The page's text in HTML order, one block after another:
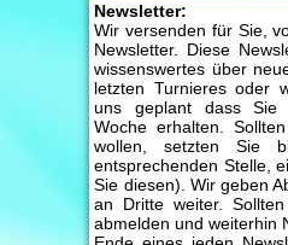
Newsletter:
Wir versenden für Sie,
Newsletter. Diese
wissenswertes über
letzten Turnieres oder
uns geplant dass Sie
Woche erhalten.
wollen, setzten Sie
entsprechenden Stelle,
Sie diesen). Wir geben
an Dritte weiter.
abmelden und weiterhin